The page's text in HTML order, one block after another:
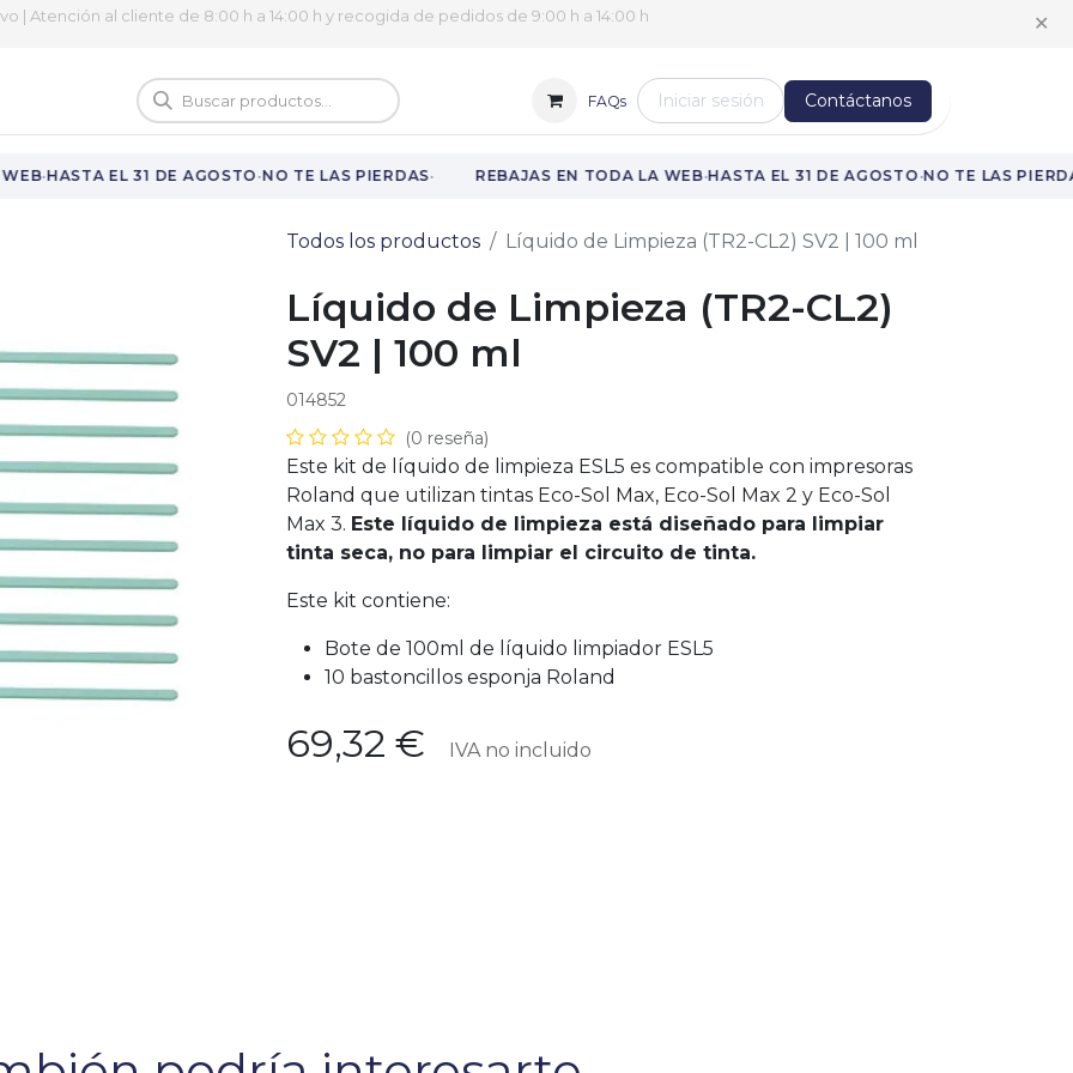
| Atención al cliente de 8:00 h a 14:00 h y recogida de pedidos de 9:00 h a 14:00 h ✕
Vuelta al cole FAQs Iniciar sesión Contáctanos
·HASTA EL 31 DE AGOSTO·NO TE LAS PIERDAS· REBAJAS EN TODA LA WEB·HASTA EL 31 DE AGOSTO·NO TE LAS
Todos los productos Líquido de Limpieza (TR2-CL2) SV2 | 100 ml
Líquido de Limpieza (TR2-CL2)
SV2 | 100 ml
014852
(0 reseña)
Este kit de líquido de limpieza ESL5 es compatible con impresoras
Roland que utilizan tintas Eco-Sol Max, Eco-Sol Max 2 y Eco-Sol
Max 3. Este líquido de limpieza está diseñado para limpiar
tinta seca, no para limpiar el circuito de tinta.
Este kit contiene:
Bote de 100ml de líquido limpiador ESL5
10 bastoncillos esponja Roland
69,32 € IVA no incluido